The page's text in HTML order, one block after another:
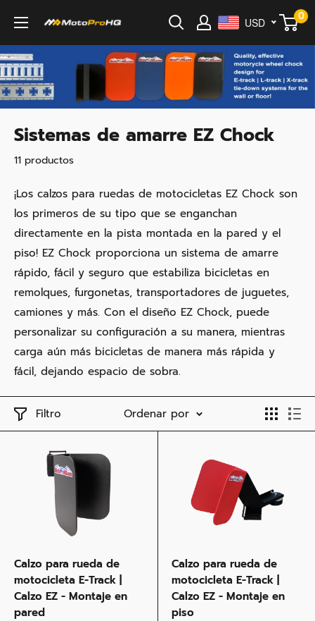
directamente
al
contenido
MotoProHQ USD 0
Sistemas de amarre EZ Chock
11 productos
¡Los calzos para ruedas de motocicletas EZ Chock son
los primeros de su tipo que se enganchan
directamente en la pista montada en la pared y el
piso! EZ Chock proporciona un sistema de amarre
rápido, fácil y seguro que estabiliza bicicletas en
remolques, furgonetas, transportadores de juguetes,
camiones y más. Con el diseño EZ Chock, puede
personalizar su configuración a su manera, mientras
carga aún más bicicletas de manera más rápida y
fácil, dejando espacio de sobra.
Filtro Ordenar por
Calzo para rueda de
motocicleta E-Track |
Calzo EZ - Montaje en
pared
Calzo para rueda de
motocicleta E-Track |
Calzo EZ - Montaje en
piso